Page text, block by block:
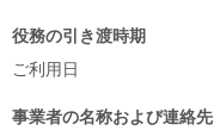
役務の引き渡時期
ご利用日
事業者の名称および連絡先